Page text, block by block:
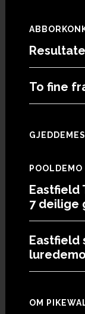
To fine
POOLDEMO
Eastfield
7 deilige
Eastfield
luredemo
OM